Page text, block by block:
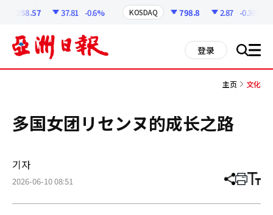
37.81 -0.6% KOSDAQ 798.8 2.87 -0.36%
登录 搜 all
主页 文化
多国女团リセンヌ的成长之路
기자
2026-06-10 08:51 分
章
打 调
小